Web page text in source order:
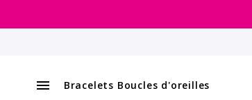
 Bracelets Boucles d'oreilles